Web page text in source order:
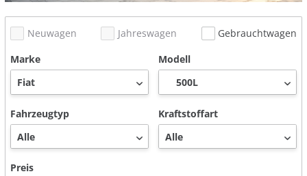
Neuwagen Jahreswagen
Gebrauchtwagen
Marke
Modell
Fahrzeugtyp Kraftstoffart
Preis